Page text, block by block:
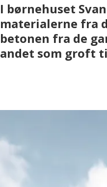
I børnehuset
materialerne fra
betonen fra de
andet som groft